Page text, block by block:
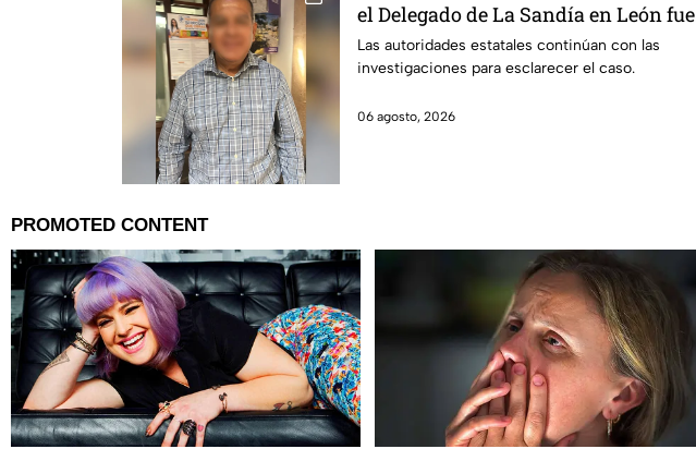
el Delegado de La Sandía en León fue
localizado sin vid4
Las autoridades estatales continúan con las
investigaciones para esclarecer el caso.
06 agosto, 2026